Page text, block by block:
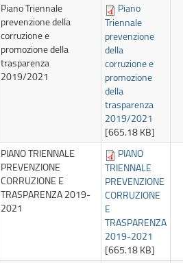
Piano Triennale
prevenzione della
corruzione e
promozione della
trasparenza
2019/2021
Piano
Triennale
prevenzione
della
corruzione e
promozione
della
trasparenza
2019/2021
[665.18 KB]
PIANO TRIENNALE
PREVENZIONE
CORRUZIONE E
TRASPARENZA 2019-
2021
PIANO
TRIENNALE
PREVENZIONE
CORRUZIONE
E
TRASPARENZA
2019-2021
[665.18 KB]